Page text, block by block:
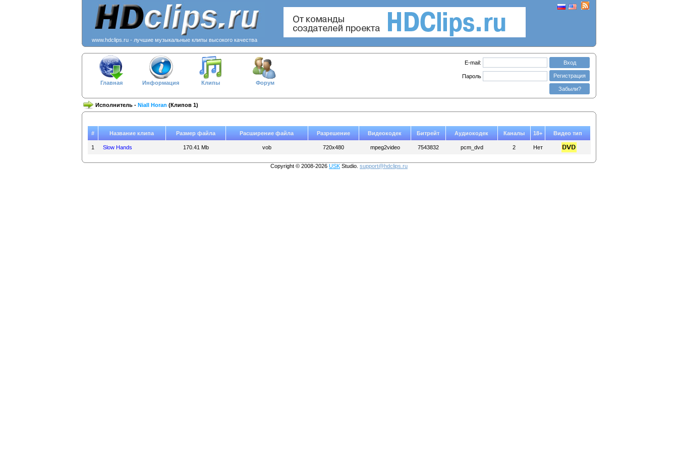
www.hdclips.ru - лучшие музыкальные клипы высокого качества
Главная Информация Клипы Форум
E-mail: Вход
Пароль Регистрация
Забыли?
Исполнитель - Niall Horan (Клипов 1)
# Название клипа Размер файла Расширение файла Разрешение Видеокодек Битрейт Аудиокодек Каналы 18+ Видео тип
1 Slow Hands 170.41 Mb vob 720x480 mpeg2video 7543832 pcm_dvd 2 Нет
Copyright © 2008-2026 USK Studio. support@hdclips.ru